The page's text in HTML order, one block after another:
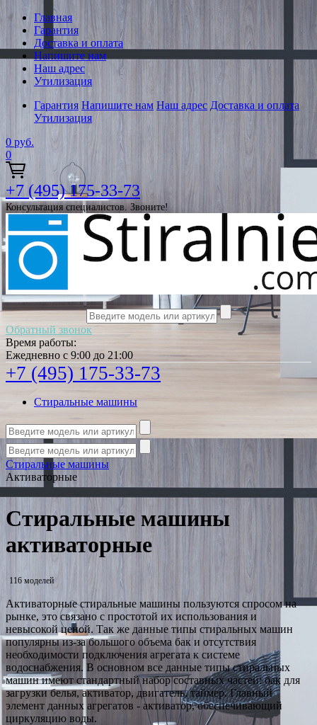
Главная
Гарантия
Доставка и оплата
Напишите нам
Наш адрес
Утилизация
Гарантия Напишите нам Наш адрес Доставка и оплата
Утилизация
0 руб.
0
+7 (495) 175-33-73
Консультация специалистов. Звоните!
Обратный звонок
Время работы:
Ежедневно с 9:00 до 21:00
+7 (495) 175-33-73
Стиральные машины
Стиральные машины
Активаторные
Стиральные машины
активаторные
116 моделей
Активаторные стиральные машины пользуются спросом на
рынке, это связано с простотой их использования и
невысокой ценой. Так же данные типы стиральных машин
популярны из-за большого объема бак и отсутствия
необходимости подключения агрегата к системе
водоснабжения. В основном все данные типы стиральных
машин имеют стандартный набор составных частей: бак для
загрузки белья, активатор, двигатель, таймер. Главный
элемент данных агрегатов - активатор, обеспечивающий
циркуляцию воды.